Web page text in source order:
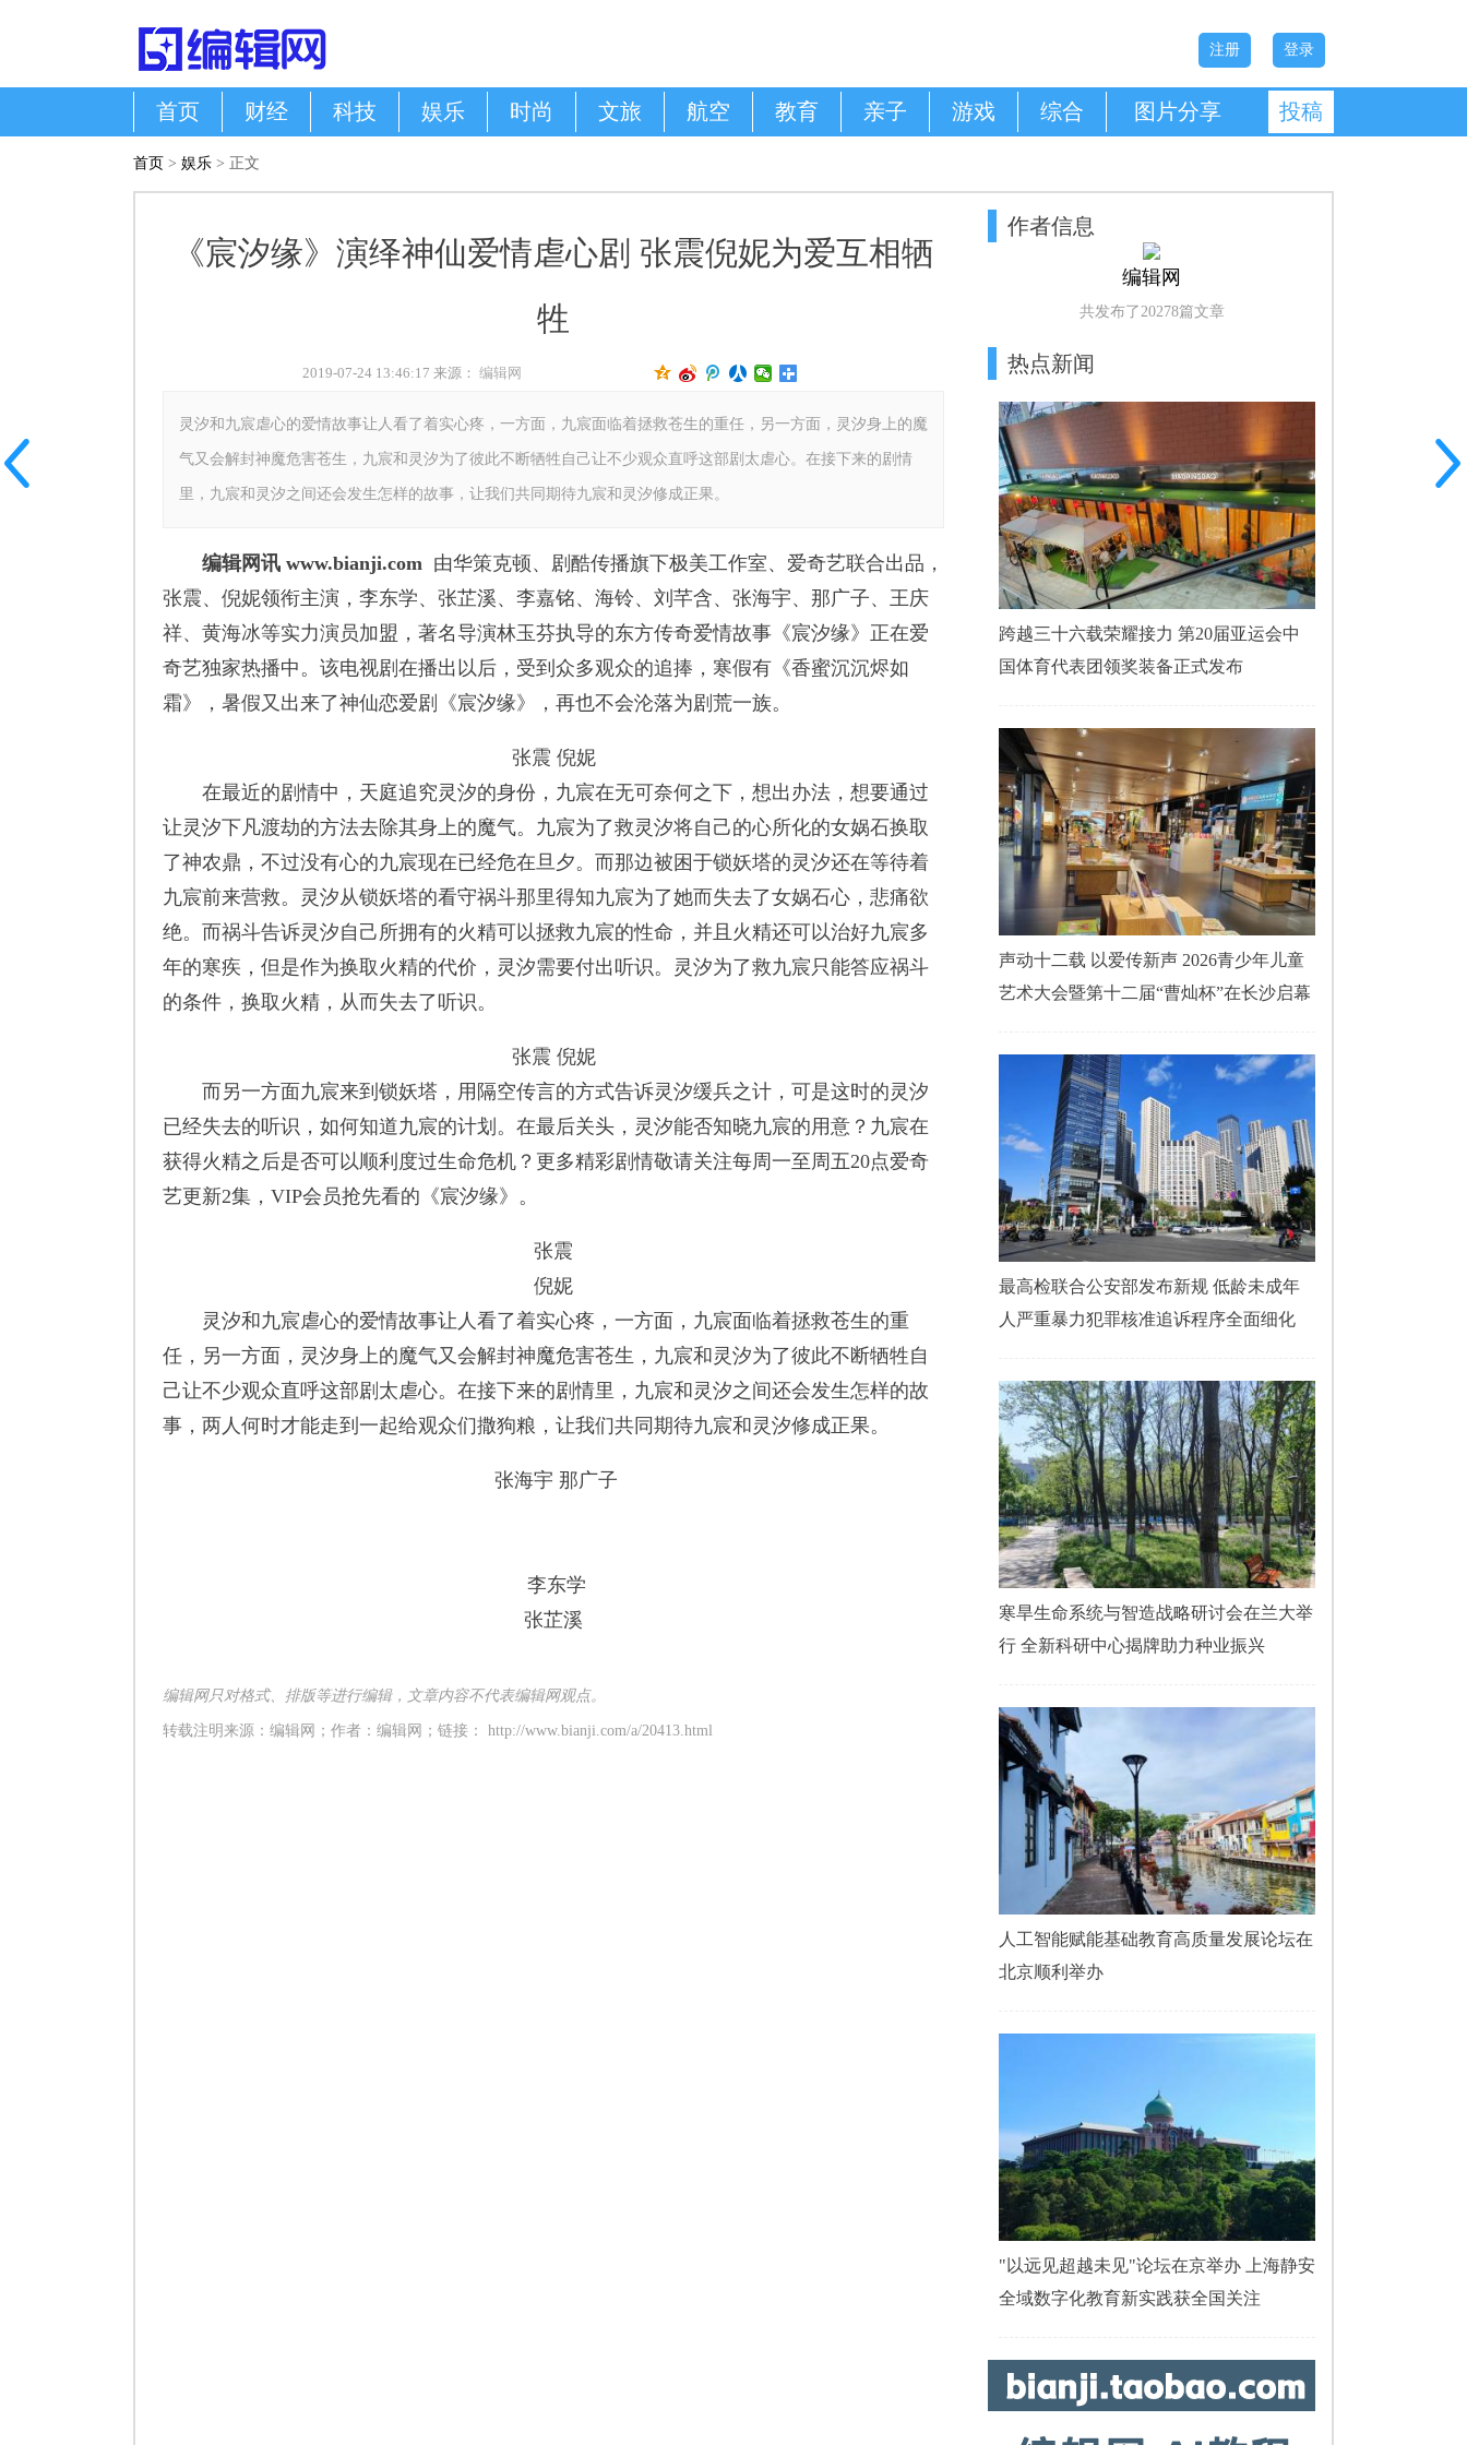
登录
注册
首页 财经 科技 娱乐 时尚 文旅 航空 教育 亲子 游戏 综合 图片分享 投稿
首页 > 娱乐 > 正文
《宸汐缘》演绎神仙爱情虐心剧 张震倪妮为爱互相牺
牲
2019-07-24 13:46:17 来源： 编辑网
灵汐和九宸虐心的爱情故事让人看了着实心疼，一方面，九宸面临着拯救苍生的重任，另一方面，灵汐身上的魔
气又会解封神魔危害苍生，九宸和灵汐为了彼此不断牺牲自己让不少观众直呼这部剧太虐心。在接下来的剧情
里，九宸和灵汐之间还会发生怎样的故事，让我们共同期待九宸和灵汐修成正果。
编辑网讯 www.bianji.com 由华策克顿、剧酷传播旗下极美工作室、爱奇艺联合出品，
张震、倪妮领衔主演，李东学、张芷溪、李嘉铭、海铃、刘芊含、张海宇、那广子、王庆
祥、黄海冰等实力演员加盟，著名导演林玉芬执导的东方传奇爱情故事《宸汐缘》正在爱
奇艺独家热播中。该电视剧在播出以后，受到众多观众的追捧，寒假有《香蜜沉沉烬如
霜》，暑假又出来了神仙恋爱剧《宸汐缘》，再也不会沦落为剧荒一族。
张震 倪妮
在最近的剧情中，天庭追究灵汐的身份，九宸在无可奈何之下，想出办法，想要通过
让灵汐下凡渡劫的方法去除其身上的魔气。九宸为了救灵汐将自己的心所化的女娲石换取
了神农鼎，不过没有心的九宸现在已经危在旦夕。而那边被困于锁妖塔的灵汐还在等待着
九宸前来营救。灵汐从锁妖塔的看守祸斗那里得知九宸为了她而失去了女娲石心，悲痛欲
绝。而祸斗告诉灵汐自己所拥有的火精可以拯救九宸的性命，并且火精还可以治好九宸多
年的寒疾，但是作为换取火精的代价，灵汐需要付出听识。灵汐为了救九宸只能答应祸斗
的条件，换取火精，从而失去了听识。
张震 倪妮
而另一方面九宸来到锁妖塔，用隔空传言的方式告诉灵汐缓兵之计，可是这时的灵汐
已经失去的听识，如何知道九宸的计划。在最后关头，灵汐能否知晓九宸的用意？九宸在
获得火精之后是否可以顺利度过生命危机？更多精彩剧情敬请关注每周一至周五20点爱奇
艺更新2集，VIP会员抢先看的《宸汐缘》。
张震
倪妮
灵汐和九宸虐心的爱情故事让人看了着实心疼，一方面，九宸面临着拯救苍生的重
任，另一方面，灵汐身上的魔气又会解封神魔危害苍生，九宸和灵汐为了彼此不断牺牲自
己让不少观众直呼这部剧太虐心。在接下来的剧情里，九宸和灵汐之间还会发生怎样的故
事，两人何时才能走到一起给观众们撒狗粮，让我们共同期待九宸和灵汐修成正果。
张海宇 那广子
李东学
张芷溪
编辑网只对格式、排版等进行编辑，文章内容不代表编辑网观点。
转载注明来源：编辑网；作者： 编辑网 ；链接： http://www.bianji.com/a/20413.html
作者信息
编辑网
共发布了20278篇文章
热点新闻
跨越三十六载荣耀接力 第20届亚运会中
国体育代表团领奖装备正式发布
声动十二载 以爱传新声 2026青少年儿童
艺术大会暨第十二届“曹灿杯”在长沙启幕
最高检联合公安部发布新规 低龄未成年
人严重暴力犯罪核准追诉程序全面细化
寒旱生命系统与智造战略研讨会在兰大举
行 全新科研中心揭牌助力种业振兴
人工智能赋能基础教育高质量发展论坛在
北京顺利举办
"以远见超越未见"论坛在京举办 上海静安
全域数字化教育新实践获全国关注